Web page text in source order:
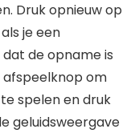
Druk opnieuw op
je een
de opname is
afspeelknop om
spelen en druk
geluidsweergave